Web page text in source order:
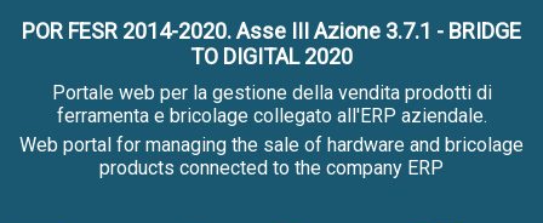
POR FESR 2014-2020. Asse III Azione 3.7.1 - BRIDGE
TO DIGITAL 2020
Portale web per la gestione della vendita prodotti di
ferramenta e bricolage collegato all'ERP aziendale.
Web portal for managing the sale of hardware and bricolage
products connected to the company ERP